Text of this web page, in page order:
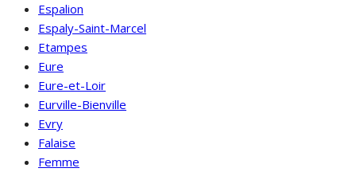
Espalion
Espaly-Saint-Marcel
Etampes
Eure
Eure-et-Loir
Eurville-Bienville
Evry
Falaise
Femme